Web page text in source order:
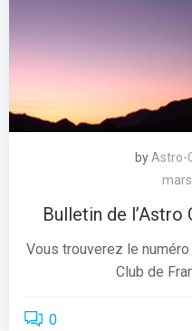
by Astro-
Bulletin de l’Astro
Vous trouverez le
Club de
0